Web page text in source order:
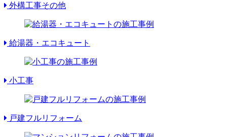
外構工事その他
給湯器・エコキュート
小工事
戸建フルリフォーム